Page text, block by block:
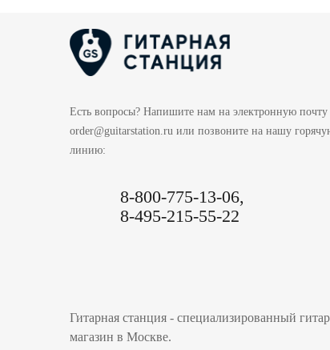
Есть вопросы? Напишите нам на электронную почту
order@guitarstation.ru или позвоните на нашу
линию:
8-800-775-13-06,
8-495-215-55-22
Гитарная станция - специализированный
магазин в Москве.